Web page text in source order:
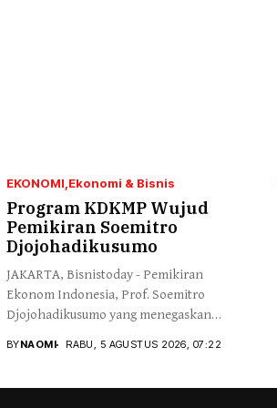
EKONOMI Ekonomi & Bisnis
Program KDKMP Wujud
Pemikiran Soemitro
Djojohadikusumo
JAKARTA, Bisnistoday - Pemikiran
Ekonom Indonesia, Prof. Soemitro
Djojohadikusumo yang menegaskan
BYNAOMI RABU, 5 AGUSTUS 2026, 07:22